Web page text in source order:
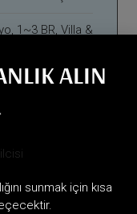
1~3 BR, Villa &
10%
ALIN
sunmak için kısa